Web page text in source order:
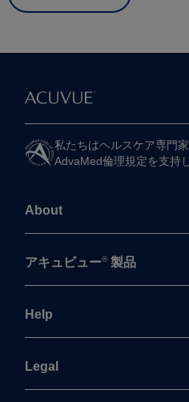
私たちは​ヘルスケア専門
AdvaMed倫理規定を​支持
About
アキュビュー® 製品
Help
Legal